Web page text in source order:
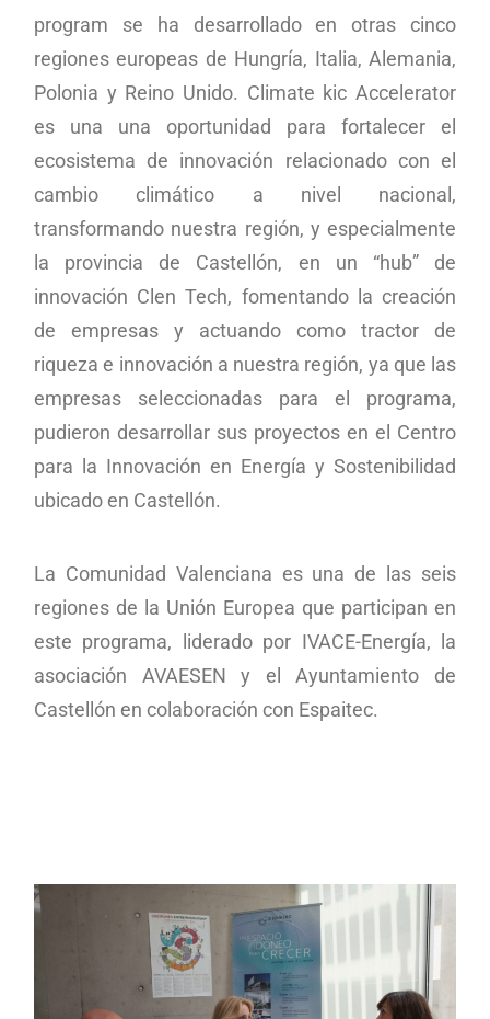
program se ha desarrollado en otras cinco
regiones europeas de Hungría, Italia, Alemania,
Polonia y Reino Unido. Climate kic Accelerator
es una una oportunidad para fortalecer el
ecosistema de innovación relacionado con el
cambio climático a nivel nacional,
transformando nuestra región, y especialmente
la provincia de Castellón, en un “hub” de
innovación Clen Tech, fomentando la creación
de empresas y actuando como tractor de
riqueza e innovación a nuestra región, ya que las
empresas seleccionadas para el programa,
pudieron desarrollar sus proyectos en el Centro
para la Innovación en Energía y Sostenibilidad
ubicado en Castellón.
La Comunidad Valenciana es una de las seis
regiones de la Unión Europea que participan en
este programa, liderado por IVACE-Energía, la
asociación AVAESEN y el Ayuntamiento de
Castellón en colaboración con Espaitec.